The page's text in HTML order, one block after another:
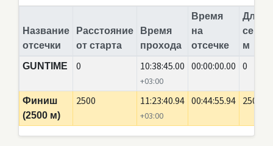
Название
отсечки
Расстояние
от старта
Время
прохода
Время
на
отсечке
Длина
м
GUNTIME
0 10:38:45.00
+03:00
00:00:00.00 0
Финиш
(2500 м)
2500 11:23:40.94
+03:00
00:44:55.94 2500